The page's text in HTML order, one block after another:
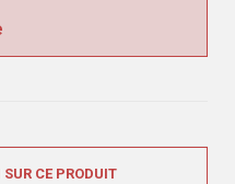
CE PRODUIT